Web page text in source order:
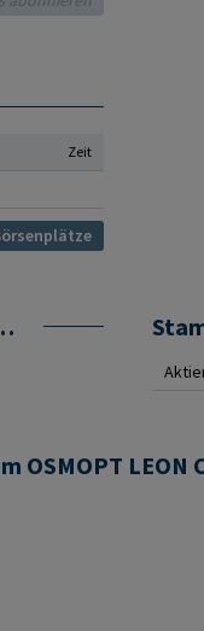
Zeit
& Empfehlung von Analysten
OSMOPT LEON